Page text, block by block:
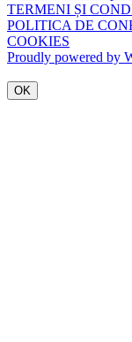
TERMENI ȘI
POLITICA DE
COOKIES
Proudly powered by
OK